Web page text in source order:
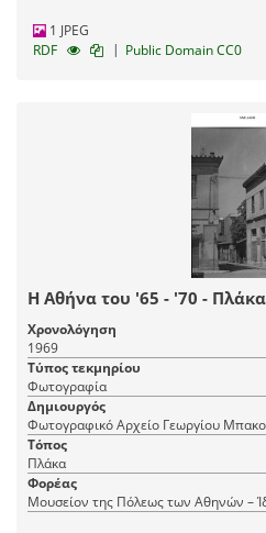
1 JPEG
RDF
| Public Domain CC0
Η Αθήνα του '65 - '70 - Πλάκα
Χρονολόγηση
1969
Τύπος τεκμηρίου
Φωτογραφία
Δημιουργός
Φωτογραφικό Αρχείο Γεωργίου
Τόπος
Πλάκα
Φορέας
Μουσείον της Πόλεως των Αθηνών –